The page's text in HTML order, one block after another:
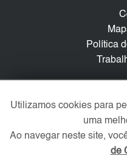
Política
Utilizamos cookies para
uma
Ao navegar neste site,
de